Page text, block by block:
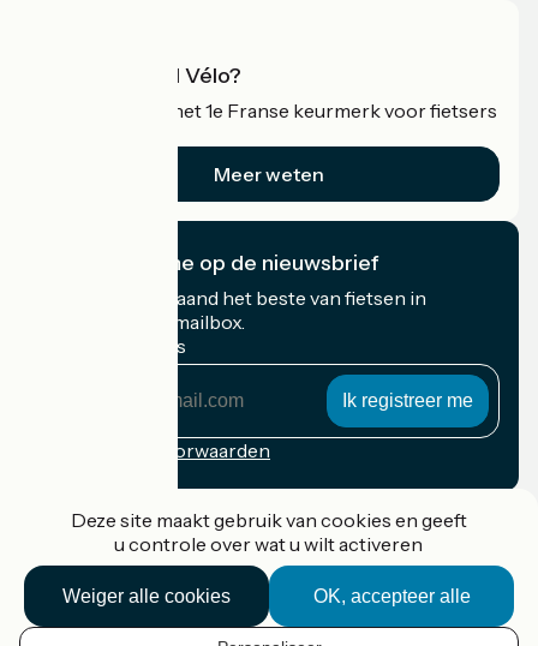
Wat is Accueil Vélo?
Accueil Vélo is het 1e Franse keurmerk voor fietsers
Meer weten
Ik abonneer me op de nieuwsbrief
Ontvang elke maand het beste van fietsen in
Frankrijk in uw mailbox.
Mijn e-mailadres
Inschrijvingsvoorwaarden
Accueil Vélo Pro
Contact
Deze site maakt gebruik van cookies en geeft
u controle over wat u wilt activeren
OK, accepteer alle
Weiger alle cookies